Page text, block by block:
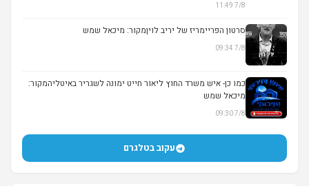
7/8 11:49
▶
סרטון הפריימריז של יריב לויןמקור: מיכאל שמש
7/8 09:34
כמו כן- איש משרד החוץ ליאור חייט ימונה לשגריר באיטליהמקור:
מיכאל שמש
7/8 09:30
עקוב בטלגרם